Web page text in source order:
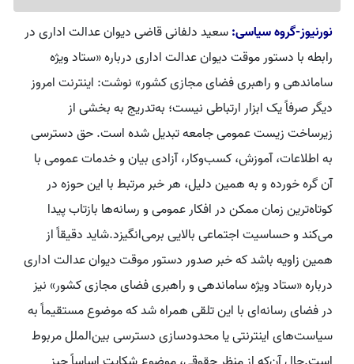
نورنیوز-گروه سیاسی:سعید دلفانی قاضی دیوان عدالت اداری در
رابطه با دستور موقت دیوان عدالت اداری درباره «ستاد ویژه
ساماندهی و راهبری فضای مجازی کشور» نوشت: اینترنت امروز
دیگر صرفاً یک ابزار ارتباطی نیست؛ به‌تدریج به بخشی از
زیرساخت زیست عمومی جامعه تبدیل شده است. حق دسترسی
به اطلاعات، آموزش، کسب‌وکار، آزادی بیان و خدمات عمومی با
آن گره خورده و به همین دلیل، هر خبر مرتبط با این حوزه در
کوتاه‌ترین زمان ممکن در افکار عمومی و رسانه‌ها بازتاب پیدا
می‌کند و حساسیت اجتماعی بالایی برمی‌انگیزد.شاید دقیقاً از
همین زاویه باشد که خبر صدور دستور موقت دیوان عدالت اداری
درباره «ستاد ویژه ساماندهی و راهبری فضای مجازی کشور» نیز
در فضای رسانه‌ای با این تلقی همراه شد که موضوع مستقیماً به
سیاست‌های اینترنتی یا محدودسازی دسترسی بین‌الملل مربوط